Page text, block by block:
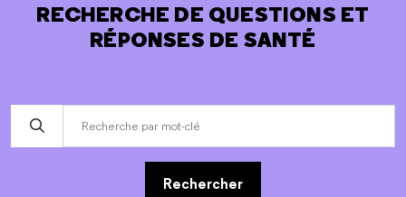
RECHERCHE DE QUESTIONS ET
RÉPONSES DE SANTÉ
Rechercher